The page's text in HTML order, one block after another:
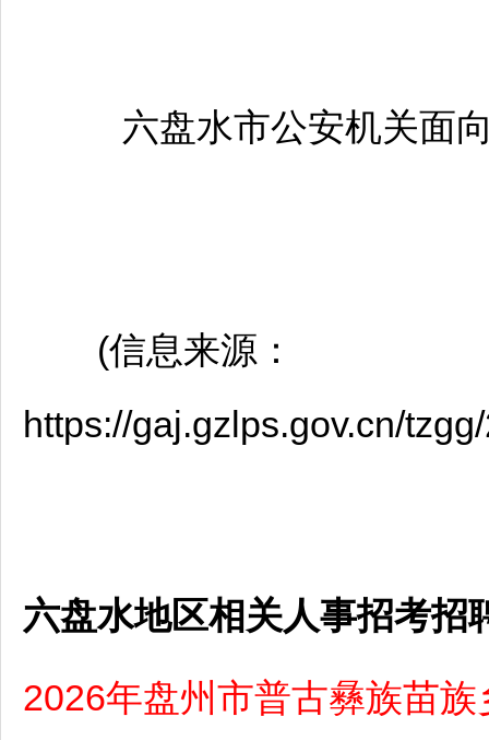
六盘水市公安机关面
(信息来源：
https://gaj.gzlps.gov.cn/
六盘水地区相关人事招考招
2026年盘州市普古彝族苗